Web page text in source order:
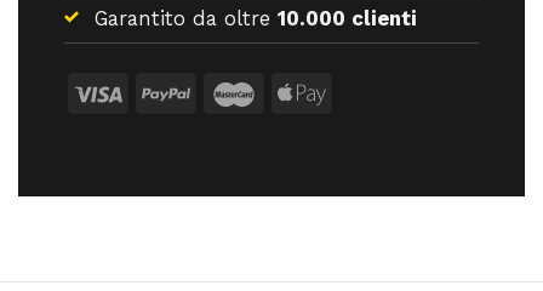
Garantito da oltre 10.000 clienti